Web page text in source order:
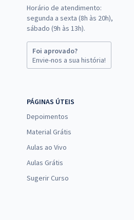
Horário de atendimento:
segunda a sexta (8h às 20h),
sábado (9h às 13h).
Foi aprovado?
Envie-nos a sua história!
PÁGINAS ÚTEIS
Depoimentos
Material Grátis
Aulas ao Vivo
Aulas Grátis
Sugerir Curso